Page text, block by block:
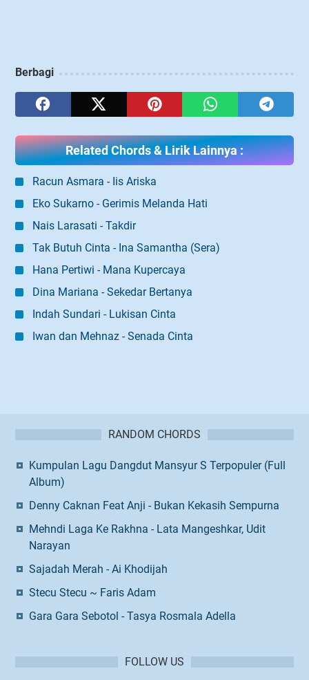
Berbagi
Related Chords & Lirik Lainnya :
Racun Asmara - Iis Ariska
Eko Sukarno - Gerimis Melanda Hati
Nais Larasati - Takdir
Tak Butuh Cinta - Ina Samantha (Sera)
Hana Pertiwi - Mana Kupercaya
Dina Mariana - Sekedar Bertanya
Indah Sundari - Lukisan Cinta
Iwan dan Mehnaz - Senada Cinta
RANDOM CHORDS
Kumpulan Lagu Dangdut Mansyur S Terpopuler (Full
Album)
Denny Caknan Feat Anji - Bukan Kekasih Sempurna
Mehndi Laga Ke Rakhna - Lata Mangeshkar, Udit
Narayan
Sajadah Merah - Ai Khodijah
Stecu Stecu ~ Faris Adam
Gara Gara Sebotol - Tasya Rosmala Adella
FOLLOW US